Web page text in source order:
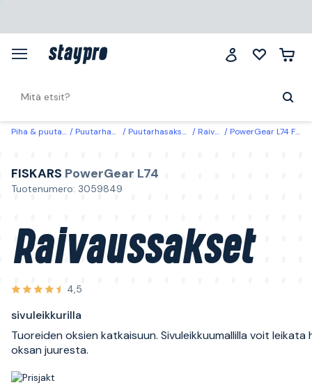
Piha & puutarha Puutarhan hoito Puutarhasakset & leikkurit Raivaussakset PowerGear L74 Fiskars Raivaussakset sivuleikkurilla
FISKARS PowerGear L74
Tuotenumero: 3059849
Raivaussakset
4,5
sivuleikkurilla
Tuoreiden oksien katkaisuun. Sivuleikkuumallilla voit leikata
oksan juuresta.